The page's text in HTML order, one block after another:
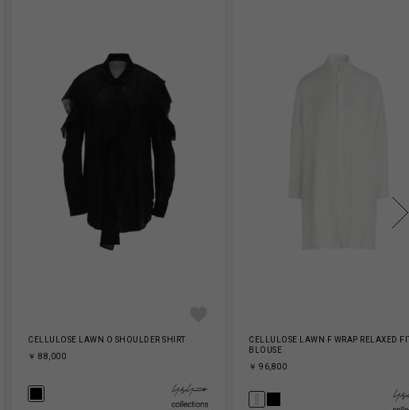
CELLULOSE LAWN O SHOULDER SHIRT
￥ 88,000
CELLULOSE LAWN F WRAP RELAXED
BLOUSE
￥ 96,800